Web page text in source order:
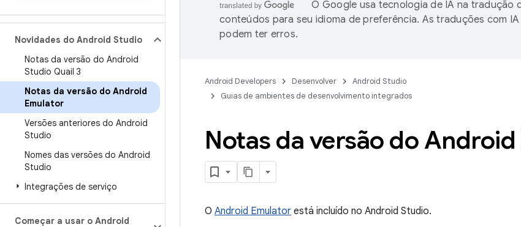
Novidades do Android Studio
Notas da versão do Android
Studio Quail 3
Notas da versão do Android
Emulator
Versões anteriores do Android
Studio
Nomes das versões do Android
Studio
Integrações de serviço
Começar a usar o Android
O Google usa tecnologia de IA na tradução
conteúdos para seu idioma de preferência. As traduções com IA
podem ter erros.
Android Developers Desenvolver
Android Studio
Guias de ambientes de desenvolvimento integrados
Notas da versão do
O Android Emulator está incluído no Android Studio.